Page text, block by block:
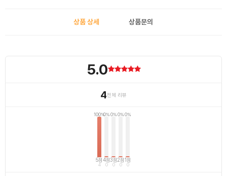
상품 상세 상품문의
5.0
4전체 리뷰
100%
5점
4
0%
4점
0
0%
3점
0
0%
2점
0
0%
1점
0